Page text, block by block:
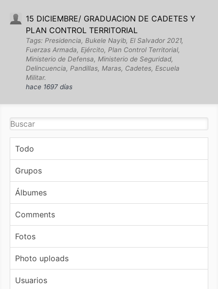
15 DICIEMBRE/ GRADUACION DE CADETES Y
PLAN CONTROL TERRITORIAL
Tags: Presidencia, Bukele Nayib, El Salvador 2021,
Fuerzas Armada, Ejército, Plan Control Territorial,
Ministerio de Defensa, Ministerio de Seguridad,
Delincuencia, Pandillas, Maras, Cadetes, Escuela
Militar.
hace 1697 días
Todo
Grupos
Álbumes
Comments
Fotos
Photo uploads
Usuarios